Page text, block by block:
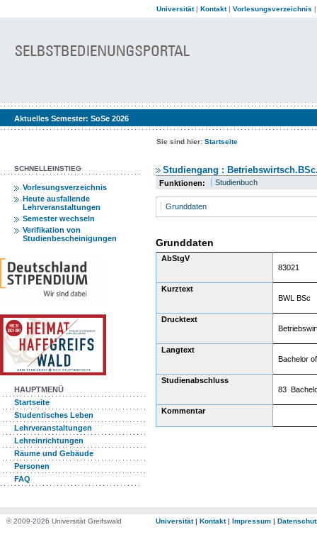
Universität| Kontakt| Vorlesungsverzeichnis
Aktuelles Semester: SoSe 2026
Sie sind hier: Startseite
SCHNELLEINSTIEG
Vorlesungsverzeichnis
Heute ausfallende
Lehrveranstaltungen
Semester wechseln
Verifikation von
Studienbescheinigungen
HAUPTMENÜ
Startseite
Studentisches Leben
Lehrveranstaltungen
Lehreinrichtungen
Räume und Gebäude
Personen
FAQ
Studiengang :
Funktionen: Studienbuch
Grunddaten
Grunddaten
AbStgV
83021
Kurztext
BWL BSc
Drucktext
Langtext
Bachelor
Studienabschluss
83
Kommentar
© 2009-2026 Universität Greifswald Universität| Kontakt| Impressum |